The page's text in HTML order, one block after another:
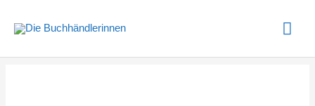
Inhalt